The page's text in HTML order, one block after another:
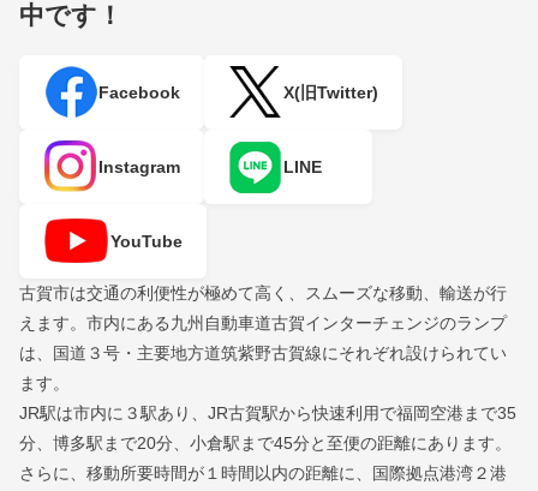
中です！
Facebook X(旧Twitter)
Instagram LINE
YouTube
古賀市は交通の利便性が極めて高く、スムーズな移動、輸送が行
えます。市内にある九州自動車道古賀インターチェンジのランプ
は、国道３号・主要地方道筑紫野古賀線にそれぞれ設けられてい
ます。
JR駅は市内に３駅あり、JR古賀駅から快速利用で福岡空港まで35
分、博多駅まで20分、小倉駅まで45分と至便の距離にあります。
さらに、移動所要時間が１時間以内の距離に、国際拠点港湾２港